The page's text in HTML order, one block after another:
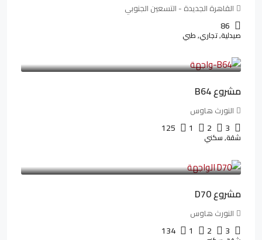
القاهرة الجديدة - التسعين الجنوبي
86
صيدلية, تجاري, طبي
3,125,000LE
مشروع B64
النورث هاوس
3
2
1
125
شقة, سكني
3,510,800LE
مشروع D70
النورث هاوس
3
2
1
134